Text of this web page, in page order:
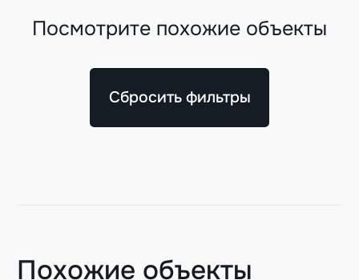
Посмотрите похожие объекты
Сбросить фильтры
Похожие объекты